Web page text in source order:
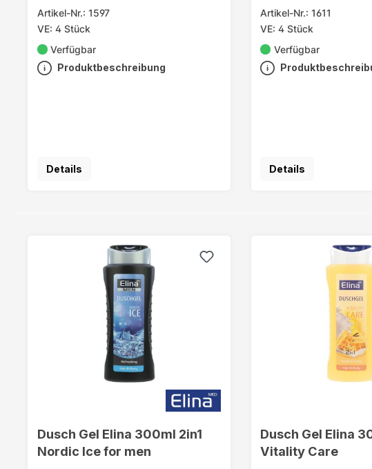
Artikel-Nr.: 1597
VE: 4 Stück
Verfügbar
Produktbeschreibung
Details
Artikel-Nr.: 1611
VE: 4 Stück
Verfügbar
Details
Dusch Gel Elina 300ml 2in1
Nordic Ice for men
Dusch Gel Elina
Vitality Care